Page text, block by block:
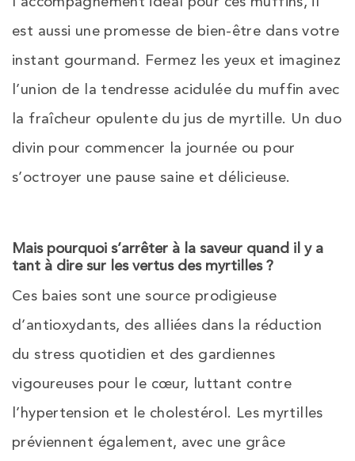
est aussi une promesse de bien-être dans votre
instant gourmand. Fermez les yeux et imaginez
l’union de la tendresse acidulée du muffin avec
la fraîcheur opulente du jus de myrtille. Un duo
divin pour commencer la journée ou pour
s’octroyer une pause saine et délicieuse.
Mais pourquoi s’arrêter à la saveur quand il y a
tant à dire sur les vertus des myrtilles ?
Ces baies sont une source prodigieuse
d’antioxydants, des alliées dans la réduction
du stress quotidien et des gardiennes
vigoureuses pour le cœur, luttant contre
l’hypertension et le cholestérol. Les myrtilles
préviennent également, avec une grâce